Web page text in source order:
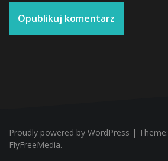
Proudly powered by WordPress | Theme:
FlyFreeMedia.